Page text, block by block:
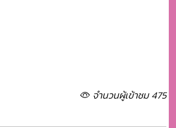
จำนวนผู้เข้าชม 475